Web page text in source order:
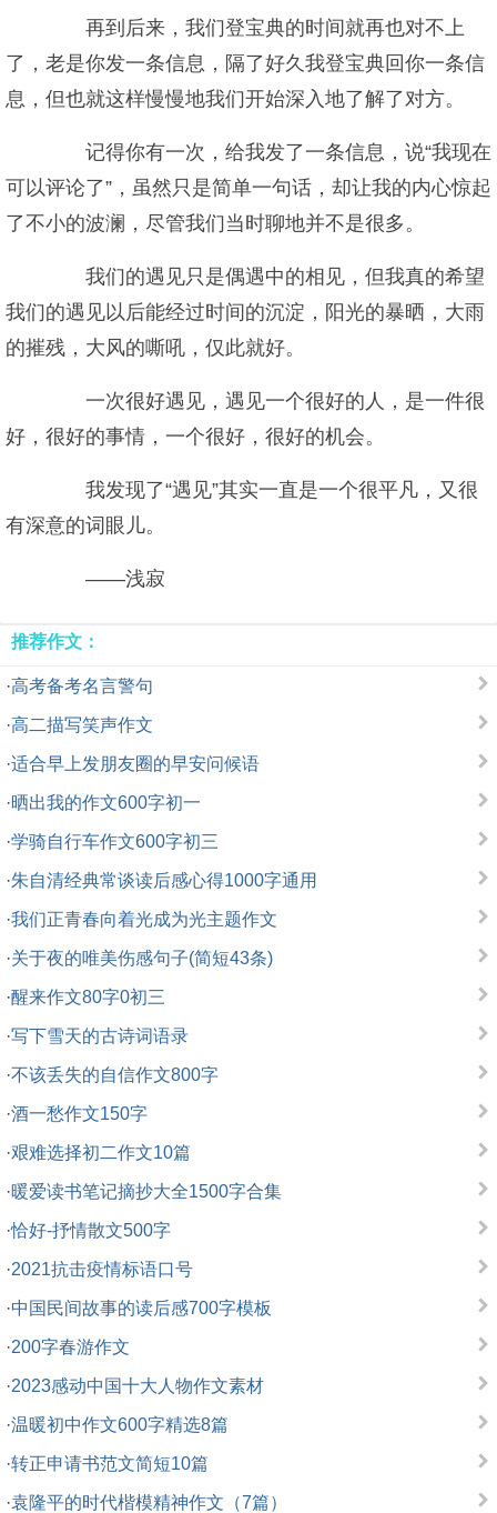
再到后来，我们登宝典的时间就再也对不上
了，老是你发一条信息，隔了好久我登宝典回你一条信
息，但也就这样慢慢地我们开始深入地了解了对方。
记得你有一次，给我发了一条信息，说“我现在
可以评论了”，虽然只是简单一句话，却让我的内心惊起
了不小的波澜，尽管我们当时聊地并不是很多。
我们的遇见只是偶遇中的相见，但我真的希望
我们的遇见以后能经过时间的沉淀，阳光的暴晒，大雨
的摧残，大风的嘶吼，仅此就好。
一次很好遇见，遇见一个很好的人，是一件很
好，很好的事情，一个很好，很好的机会。
我发现了“遇见”其实一直是一个很平凡，又很
有深意的词眼儿。
——浅寂
推荐作文：
·高考备考名言警句
·高二描写笑声作文
·适合早上发朋友圈的早安问候语
·晒出我的作文600字初一
·学骑自行车作文600字初三
·朱自清经典常谈读后感心得1000字通用
·我们正青春向着光成为光主题作文
·关于夜的唯美伤感句子(简短43条)
·醒来作文80字0初三
·写下雪天的古诗词语录
·不该丢失的自信作文800字
·酒一愁作文150字
·艰难选择初二作文10篇
·暖爱读书笔记摘抄大全1500字合集
·恰好-抒情散文500字
·2021抗击疫情标语口号
·中国民间故事的读后感700字模板
·200字春游作文
·2023感动中国十大人物作文素材
·温暖初中作文600字精选8篇
·转正申请书范文简短10篇
·袁隆平的时代楷模精神作文（7篇）